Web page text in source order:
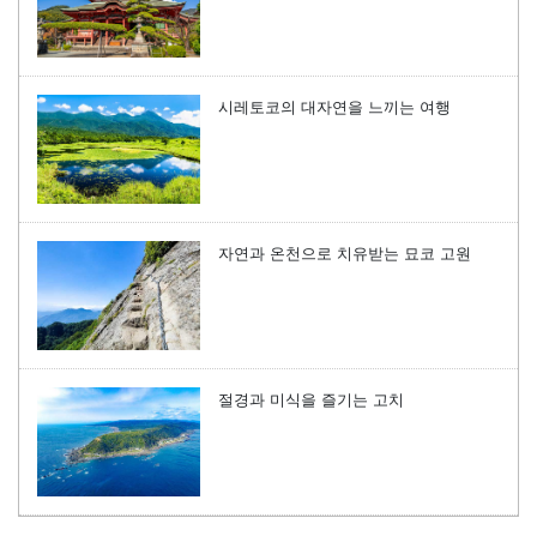
시레토코의 대자연을 느끼는 여행
자연과 온천으로 치유받는 묘코 고원
절경과 미식을 즐기는 고치